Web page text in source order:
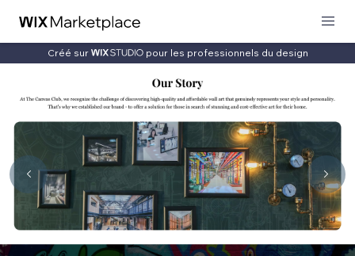
Créé sur pour les professionnels du design